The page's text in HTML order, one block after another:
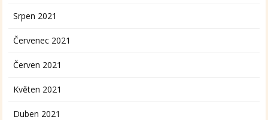
Srpen 2021
Červenec 2021
Červen 2021
Květen 2021
Duben 2021